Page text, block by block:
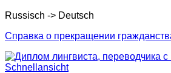
Russisch -> Deutsch
Справка о прекращении
Schnellansicht